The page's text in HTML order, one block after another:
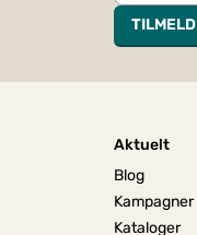
TILMELD
Aktuelt
Blog
Kampagner
Kataloger